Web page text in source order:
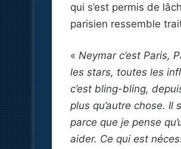
qui s’est permis de
parisien ressemble
« Neymar c’est Paris,
les stars, toutes les
c’est bling-bling,
plus qu’autre chose.
parce que je pense
aider. Ce qui est